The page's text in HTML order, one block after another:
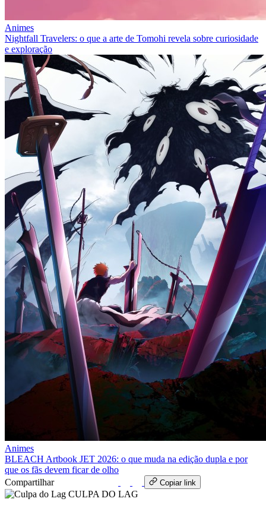
Animes
Nightfall Travelers: o que a arte de Tomohi revela sobre curiosidade
e exploração
Animes
BLEACH Artbook JET 2026: o que muda na edição dupla e por
que os fãs devem ficar de olho
Compartilhar
Copiar link
CULPA DO LAG